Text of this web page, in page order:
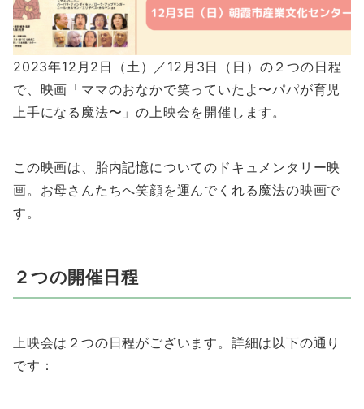
2023年12月2日（土）／12月3日（日）の２つの日程
で、映画「ママのおなかで笑っていたよ〜パパが育児
上手になる魔法〜」の上映会を開催します。
この映画は、胎内記憶についてのドキュメンタリー映
画。お母さんたちへ笑顔を運んでくれる魔法の映画で
す。
２つの開催日程
上映会は２つの日程がございます。詳細は以下の通り
です：